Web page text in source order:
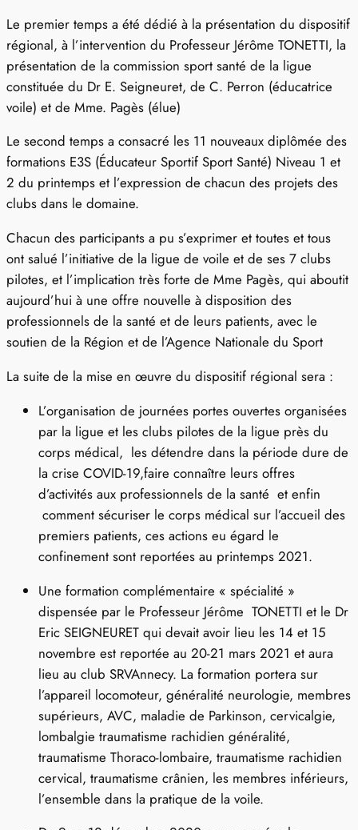
Le premier temps a été dédié à la présentation du dispositif
régional, à l’intervention du Professeur Jérôme TONETTI, la
présentation de la commission sport santé de la ligue
constituée du Dr E. Seigneuret, de C. Perron (éducatrice
voile) et de Mme. Pagès (élue)
Le second temps a consacré les 11 nouveaux diplômée des
formations E3S (Éducateur Sportif Sport Santé) Niveau 1 et
2 du printemps et l’expression de chacun des projets des
clubs dans le domaine.
Chacun des participants a pu s’exprimer et toutes et tous
ont salué l’initiative de la ligue de voile et de ses 7 clubs
pilotes, et l’implication très forte de Mme Pagès, qui aboutit
aujourd’hui à une offre nouvelle à disposition des
professionnels de la santé et de leurs patients, avec le
soutien de la Région et de l’Agence Nationale du Sport
La suite de la mise en œuvre du dispositif régional sera :
L’organisation de journées portes ouvertes organisées
par la ligue et les clubs pilotes de la ligue près du
corps médical, les détendre dans la période dure de
la crise COVID-19,faire connaître leurs offres
d’activités aux professionnels de la santé et enfin
comment sécuriser le corps médical sur l’accueil des
premiers patients, ces actions eu égard le
confinement sont reportées au printemps 2021.
Une formation complémentaire « spécialité »
dispensée par le Professeur Jérôme TONETTI et le Dr
Eric SEIGNEURET qui devait avoir lieu les 14 et 15
novembre est reportée au 20-21 mars 2021 et aura
lieu au club SRVAnnecy. La formation portera sur
l’appareil locomoteur, généralité neurologie, membres
supérieurs, AVC, maladie de Parkinson, cervicalgie,
lombalgie traumatisme rachidien généralité,
traumatisme Thoraco-lombaire, traumatisme rachidien
cervical, traumatisme crânien, les membres inférieurs,
l’ensemble dans la pratique de la voile.